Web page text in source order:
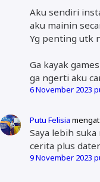
Aku sendiri
aku mainin
Yg penting utk
Ga kayak
ga ngerti aku
6 November 2023
Putu Felisia
Saya lebih suka
cerita plus
9 November 2023